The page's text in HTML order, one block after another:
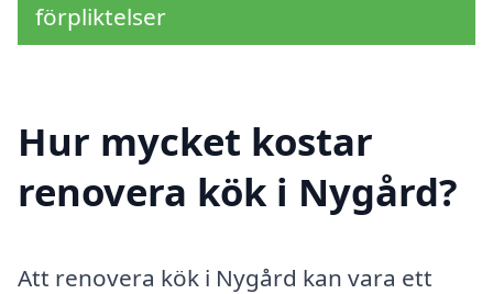
förpliktelser
Hur mycket kostar
renovera kök i Nygård?
Att renovera kök i Nygård kan vara ett